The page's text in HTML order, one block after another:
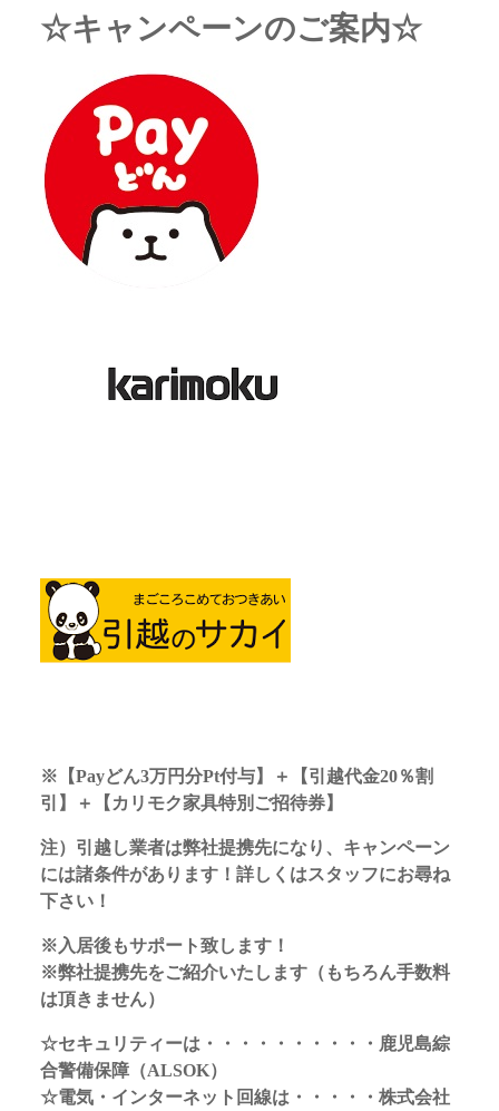
☆キャンペーンのご案内☆
※ 【Payどん3万円分Pt付与】＋【引越代金20％割
引】＋【カリモク家具特別ご招待券】
注）引越し業者は弊社提携先になり、キャンペーン
には諸条件があります！詳しくはスタッフにお尋ね
下さい！
※入居後もサポート致します！
※弊社提携先をご紹介いたします（もちろん手数料
は頂きません）
☆セキュリティーは・・・・・・・・・・鹿児島綜
合警備保障（ALSOK）
☆電気・インターネット回線は・・・・・株式会社